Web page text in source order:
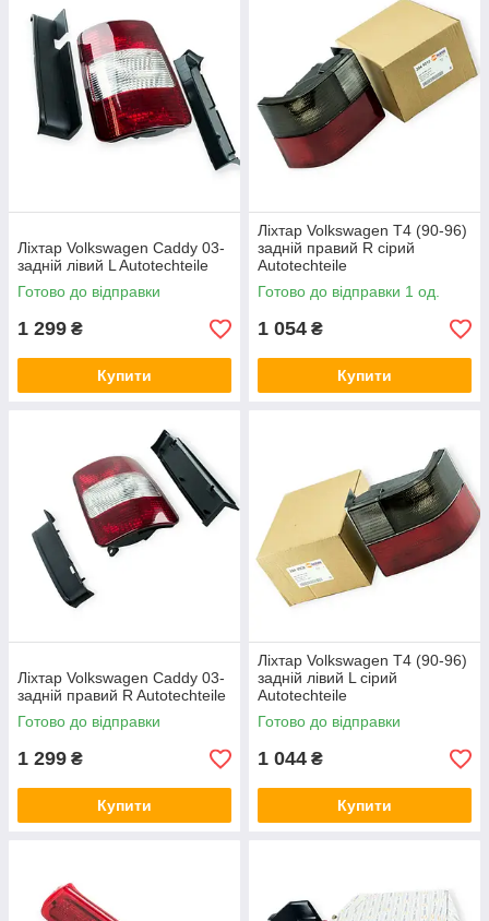
Ліхтар Volkswagen Caddy 03-
задній лівий L Autotechteile
Готово до відправки
1 299 ₴
Купити
Ліхтар Volkswagen T4 (90-96)
задній правий R сірий
Autotechteile
Готово до відправки 1 од.
1 054 ₴
Купити
Ліхтар Volkswagen Caddy 03-
задній правий R Autotechteile
Готово до відправки
1 299 ₴
Купити
Ліхтар Volkswagen T4 (90-96)
задній лівий L сірий
Autotechteile
Готово до відправки
1 044 ₴
Купити